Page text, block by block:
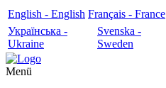
English - English Français - France
Українська -
Ukraine
Svenska -
Sweden
Menü